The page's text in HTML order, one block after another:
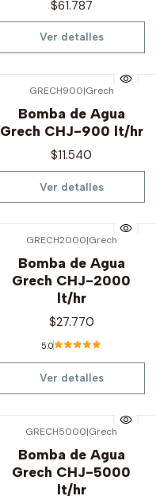
$61.787
Ver detalles
GRECH900|Grech
Bomba de Agua
Grech CHJ-900 lt/hr
$11.540
Ver detalles
GRECH2000|Grech
Bomba de Agua
Grech CHJ-2000
lt/hr
$27.770
5.0
Ver detalles
GRECH5000|Grech
Bomba de Agua
Grech CHJ-5000
lt/hr